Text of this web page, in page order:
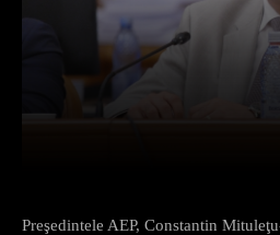
Preşedintele AEP, Constantin